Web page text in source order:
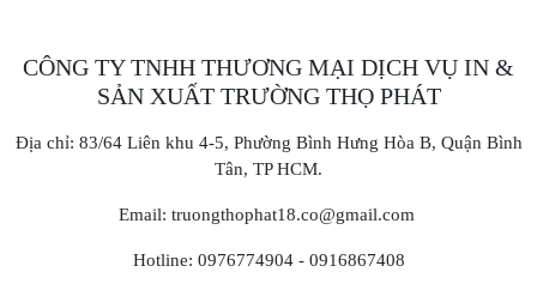
CÔNG TY TNHH THƯƠNG MẠI DỊCH VỤ IN &
SẢN XUẤT TRƯỜNG THỌ PHÁT
Địa chỉ: 83/64 Liên khu 4-5, Phường Bình Hưng Hòa B, Quận Bình
Tân, TP HCM.
Email: truongthophat18.co@gmail.com
Hotline: 0976774904 - 0916867408